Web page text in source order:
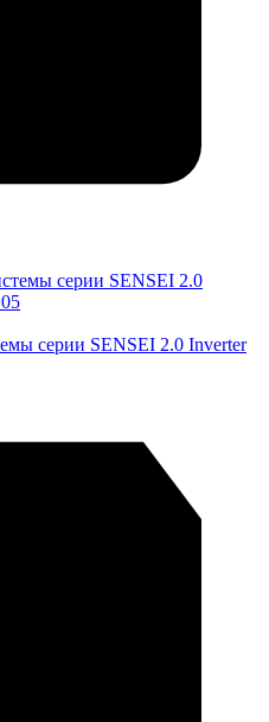
серии SENSEI 2.0 Inverter